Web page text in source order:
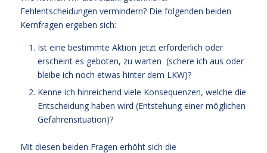
Fehlentscheidungen vermindern? Die folgenden beiden
Kernfragen ergeben sich:
Ist eine bestimmte Aktion jetzt erforderlich oder
erscheint es geboten, zu warten (schere ich aus oder
bleibe ich noch etwas hinter dem LKW)?
Kenne ich hinreichend viele Konsequenzen, welche die
Entscheidung haben wird (Entstehung einer möglichen
Gefahrensituation)?
Mit diesen beiden Fragen erhöht sich die